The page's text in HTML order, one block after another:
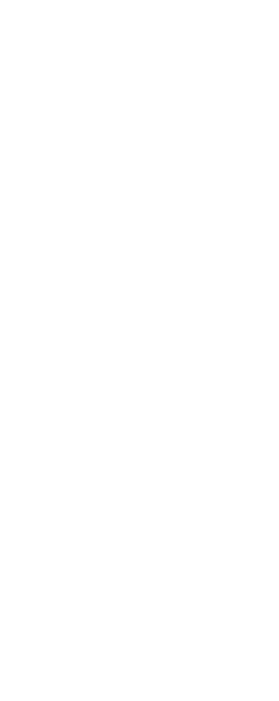
auf Informationen auf einem Endgerät
Daten zur Auswahl von Werbeanzeigen
für personalisierte Werbung
zur Auswahl personalisierter Werbung
von Inhalten
durch Statistiken oder Kombinationen von